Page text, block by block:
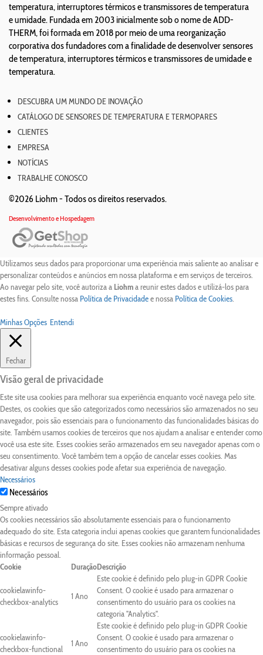
temperatura, interruptores térmicos e transmissores de temperatura
e umidade. Fundada em 2003 inicialmente sob o nome de ADD-
THERM, foi formada em 2018 por meio de uma reorganização
corporativa dos fundadores com a finalidade de desenvolver sensores
de temperatura, interruptores térmicos e transmissores de umidade e
temperatura.
DESCUBRA UM MUNDO DE INOVAÇÃO
CATÁLOGO DE SENSORES DE TEMPERATURA E TERMOPARES
CLIENTES
EMPRESA
NOTÍCIAS
TRABALHE CONOSCO
©2026 Liohm - Todos os direitos reservados.
Desenvolvimento e Hospedagem
Utilizamos seus dados para proporcionar uma experiência mais saliente ao analisar e
personalizar conteúdos e anúncios em nossa plataforma e em serviços de terceiros.
Ao navegar pelo site, você autoriza a Liohma reunir estes dados e utilizá-los para
estes fins. Consulte nossa Política de Privacidadee nossa Política de Cookies.
Minhas Opções Entendi
Fechar
Visão geral de privacidade
Este site usa cookies para melhorar sua experiência enquanto você navega pelo site.
Destes, os cookies que são categorizados como necessários são armazenados no seu
navegador, pois são essenciais para o funcionamento das funcionalidades básicas do
site. Também usamos cookies de terceiros que nos ajudam a analisar e entender como
você usa este site. Esses cookies serão armazenados em seu navegador apenas com o
seu consentimento. Você também tem a opção de cancelar esses cookies. Mas
desativar alguns desses cookies pode afetar sua experiência de navegação.
Necessários
Necessários
Sempre ativado
Os cookies necessários são absolutamente essenciais para o funcionamento
adequado do site. Esta categoria inclui apenas cookies que garantem funcionalidades
básicas e recursos de segurança do site. Esses cookies não armazenam nenhuma
informação pessoal.
Cookie
DuraçãoDescrição
cookielawinfo-
checkbox-analytics
1 Ano
Este cookie é definido pelo plug-in GDPR Cookie
Consent. O cookie é usado para armazenar o
consentimento do usuário para os cookies na
categoria "Analytics".
cookielawinfo-
checkbox-functional
1 Ano
Este cookie é definido pelo plug-in GDPR Cookie
Consent. O cookie é usado para armazenar o
consentimento do usuário para os cookies na